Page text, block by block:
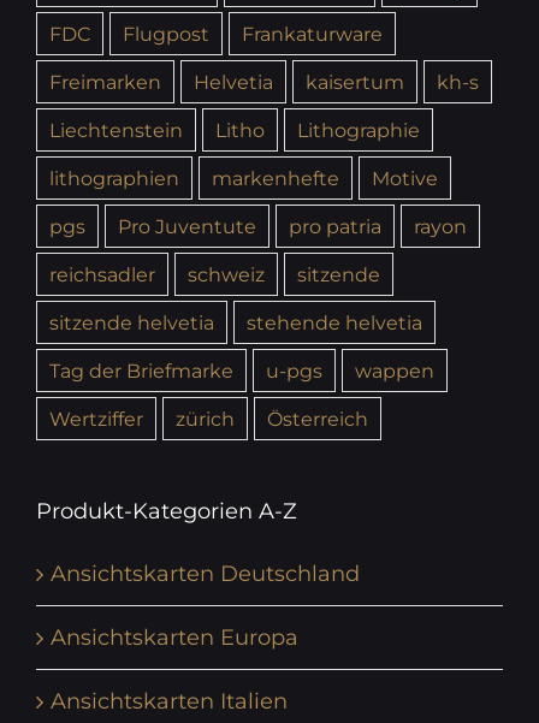
FDC
Flugpost
Frankaturware
Freimarken
Helvetia kaisertum
kh-s
Liechtenstein
Litho
Lithographie
lithographien
markenhefte
Motive
pgs
Pro Juventute pro patria
rayon
reichsadler
schweiz
sitzende
sitzende helvetia
stehende helvetia
Tag der Briefmarke
u-pgs
wappen
Wertziffer
zürich Österreich
Produkt-Kategorien A-Z
Ansichtskarten Deutschland
Ansichtskarten Europa
Ansichtskarten Italien